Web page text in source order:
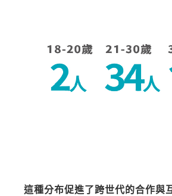
這種分布促進了跨世代的合作與